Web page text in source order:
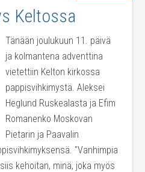
Keltossa
Tänään joulukuun 11. päivä
ja kolmantena adventtina
vietettiin Kelton kirkossa
pappisvihkimystä. Aleksei
Heglund Ruskealasta ja Efim
Romanenko Moskovan
Pietarin ja Paavalin
"Vanhimpia
kehoitan, minä, joka myös